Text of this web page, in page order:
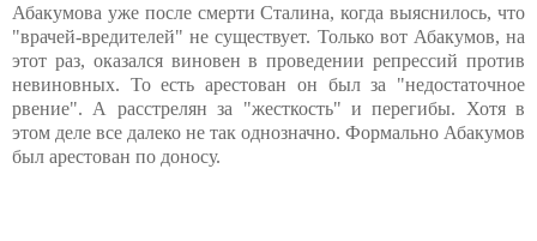
Абакумова уже после смерти Сталина, когда выяснилось, что
"врачей-вредителей" не существует. Только вот Абакумов, на
этот раз, оказался виновен в проведении репрессий против
невиновных. То есть арестован он был за "недостаточное
рвение". А расстрелян за "жесткость" и перегибы. Хотя в
этом деле все далеко не так однозначно. Формально Абакумов
был арестован по доносу.